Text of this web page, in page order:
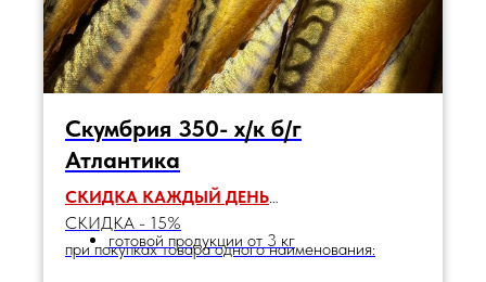
Скумбрия 350- х/к б/г
Атлантика
СКИДКА КАЖДЫЙ ДЕНЬ
СКИДКА - 15%
при покупках товара одного наименования:
готовой продукции от 3 кг